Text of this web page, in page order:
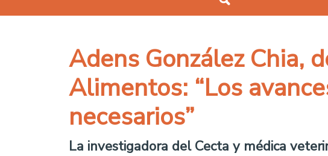
Adens González Chia,
Alimentos: “Los
necesarios”
La investigadora del Cecta y médica